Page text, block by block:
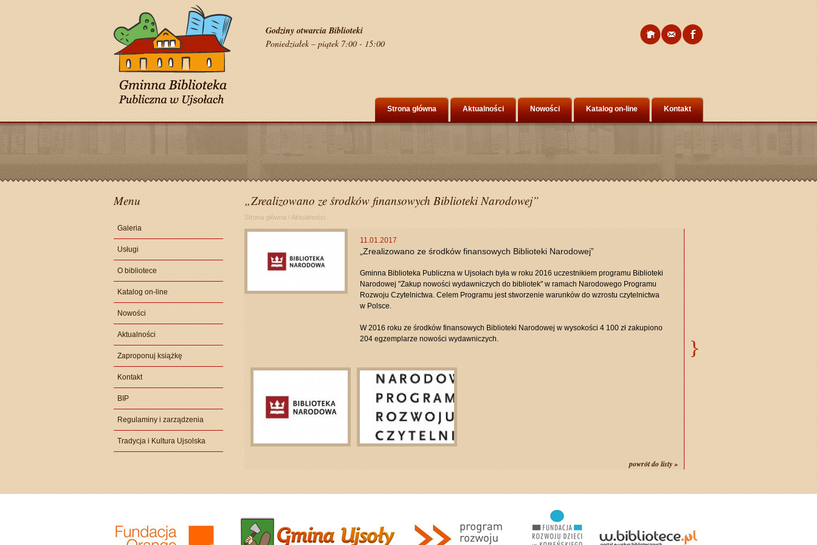
Godziny otwarcia Biblioteki
Poniedziałek – piątek 7:00 - 15:00
Strona główna Aktualności Nowości Katalog on-line Kontakt
Menu
Galeria
Usługi
O bibliotece
Katalog on-line
Nowości
Aktualności
Zaproponuj książkę
Kontakt
BIP
Regulaminy i zarządzenia
Tradycja i Kultura Ujsolska
„Zrealizowano ze środków finansowych Biblioteki Narodowej”
Strona główna /Aktualności
11.01.2017
„Zrealizowano ze środków finansowych Biblioteki Narodowej”
Gminna Biblioteka Publiczna w Ujsołach była w roku 2016 uczestnikiem programu Biblioteki
Narodowej "Zakup nowości wydawniczych do bibliotek" w ramach Narodowego Programu
Rozwoju Czytelnictwa. Celem Programu jest stworzenie warunków do wzrostu czytelnictwa
w Polsce.
W 2016 roku ze środków finansowych Biblioteki Narodowej w wysokości 4 100 zł zakupiono
204 egzemplarze nowości wydawniczych.
powrót do listy »